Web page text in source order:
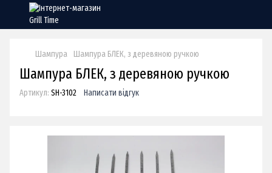
Шампура Шампура БЛЕК, з деревяною ручкою
Шампура БЛЕК, з деревяною ручкою
Артикул: SH-3102 Написати відгук